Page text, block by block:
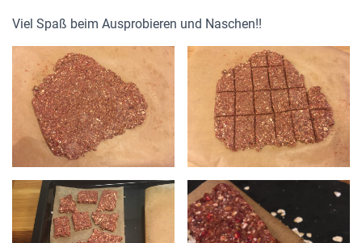
Viel Spaß beim Ausprobieren und Naschen!!